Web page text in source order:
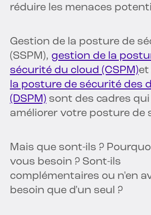
réduire les menaces
Gestion de la posture de
(SSPM), gestion de la
sécurité du cloud (CSPM)et
la posture de sécurité des
(DSPM) sont des cadres
améliorer votre posture de
Mais que sont-ils ?
vous besoin ? Sont-ils
complémentaires ou n'en
besoin que d'un seul ?